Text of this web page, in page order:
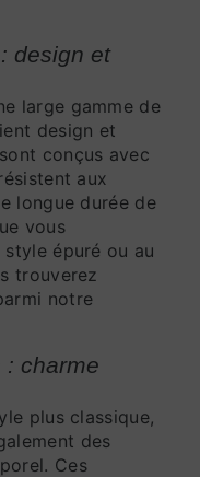
design et
large gamme de
design et
conçus avec
aux
longue durée de
vous
épuré ou au
trouverez
notre
: charme
plus classique,
des
Ces